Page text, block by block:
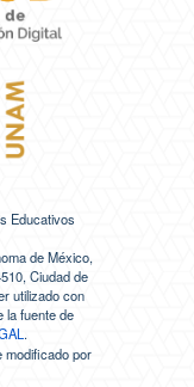
Educativos
de México,
Ciudad de
utilizado con
la fuente de
.
modificado por